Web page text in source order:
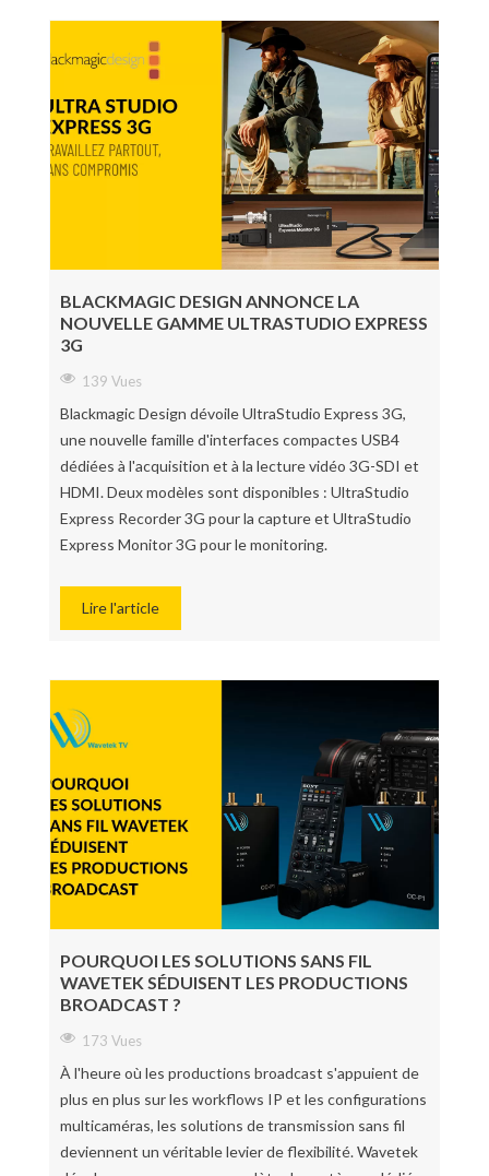
BLACKMAGIC DESIGN ANNONCE LA
NOUVELLE GAMME ULTRASTUDIO EXPRESS
3G
139 Vues
Blackmagic Design dévoile UltraStudio Express 3G,
une nouvelle famille d'interfaces compactes USB4
dédiées à l'acquisition et à la lecture vidéo 3G-SDI et
HDMI. Deux modèles sont disponibles : UltraStudio
Express Recorder 3G pour la capture et UltraStudio
Express Monitor 3G pour le monitoring.
Lire l'article
POURQUOI LES SOLUTIONS SANS FIL
WAVETEK SÉDUISENT LES PRODUCTIONS
BROADCAST ?
173 Vues
À l'heure où les productions broadcast s'appuient de
plus en plus sur les workflows IP et les configurations
multicaméras, les solutions de transmission sans fil
deviennent un véritable levier de flexibilité. Wavetek